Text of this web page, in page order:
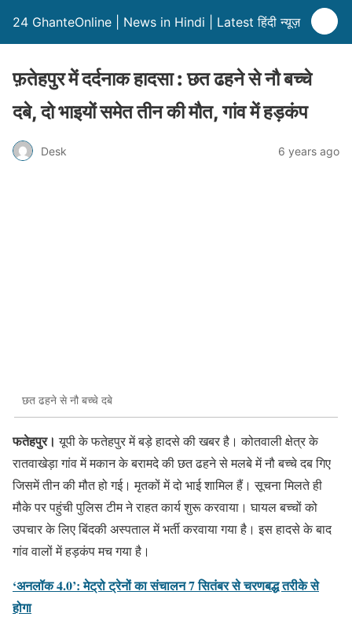
24 GhanteOnline | News in Hindi | Latest हिंदी न्यूज़
फ़तेहपुर में दर्दनाक हादसा : छत ढहने से नौ बच्चे
दबे, दो भाइयों समेत तीन की मौत, गांव में हड़कंप
Desk 6 years ago
छत ढहने से नौ बच्चे दबे
फतेहपुर। यूपी के फतेहपुर में बड़े हादसे की खबर है। कोतवाली क्षेत्र के
रातवाखेड़ा गांव में मकान के बरामदे की छत ढहने से मलबे में नौ बच्चे दब गिए
जिसमें तीन की मौत हो गई। मृतकों में दो भाई शामिल हैं। सूचना मिलते ही
मौके पर पहुंची पुलिस टीम ने राहत कार्य शुरू करवाया। घायल बच्चों को
उपचार के लिए बिंदकी अस्पताल में भर्ती करवाया गया है। इस हादसे के बाद
गांव वालों में हड़कंप मच गया है।
‘अनलॉक 4.0’: मेट्रो ट्रेनों का संचालन 7 सितंबर से चरणबद्ध तरीके से
होगा